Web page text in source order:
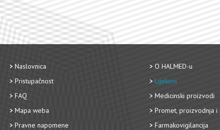
Naslovnica
Pristupačnost
FAQ
Mapa weba
Pravne napomene
O HALMED-u
Lijekovi
Medicinski proizvodi
Promet, proizvodnja i
Farmakovigilancija